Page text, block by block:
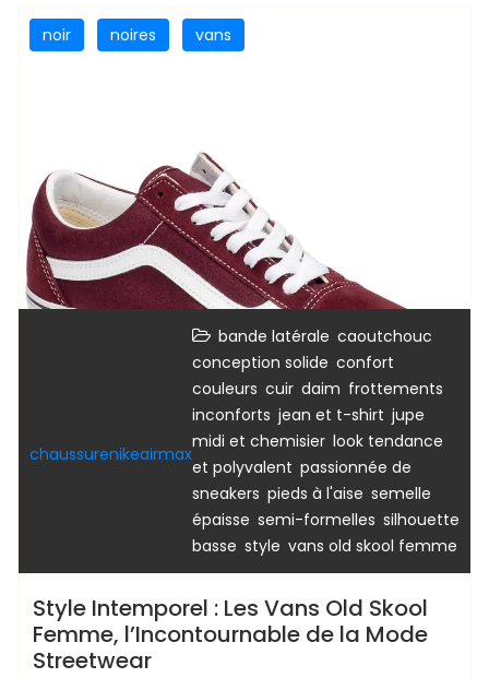
noir noires vans
chaussurenikeairmax
bande latérale caoutchouc
conception solide confort
couleurs cuir daim frottements
inconforts jean et t-shirt jupe
midi et chemisier look tendance
et polyvalent passionnée de
sneakers pieds à l'aise semelle
épaisse semi-formelles silhouette
basse style vans old skool femme
Style Intemporel : Les Vans Old Skool
Femme, l’Incontournable de la Mode
Streetwear